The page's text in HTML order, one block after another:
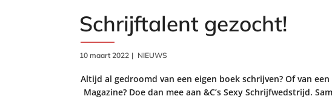
Schrijftalent gezocht!
10 maart 2022 NIEUWS
Altijd al gedroomd van een eigen boek schrijven? Of van
Magazine? Doe dan mee aan &C’s Sexy Schrijfwedstrijd.